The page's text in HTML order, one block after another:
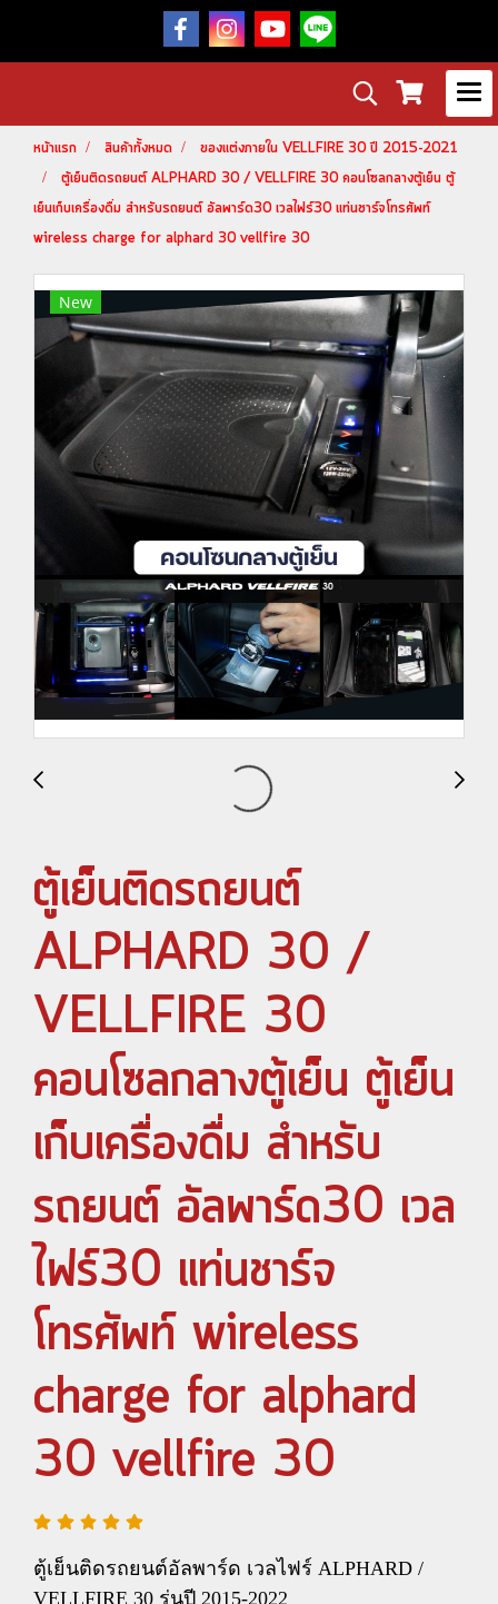
หน้าแรก สินค้าทั้งหมด
ของแต่งภายใน VELLFIRE 30 ปี 2015-2021
ตู้เย็นติดรถยนต์ ALPHARD 30 / VELLFIRE 30 คอนโซลกลางตู้เย็น ตู้
เย็นเก็บเครื่องดื่ม สำหรับรถยนต์ อัลพาร์ด30 เวลไฟร์30 แท่นชาร์จโทรศัพท์
wireless charge for alphard 30 vellfire 30
New
ตู้เย็นติดรถยนต์
ALPHARD 30 /
VELLFIRE 30
คอนโซลกลางตู้เย็น ตู้เย็น
เก็บเครื่องดื่ม สำหรับ
รถยนต์ อัลพาร์ด30 เวล
ไฟร์30 แท่นชาร์จ
โทรศัพท์ wireless
charge for alphard
30 vellfire 30
ตู้เย็นติดรถยนต์อัลพาร์ด เวลไฟร์ ALPHARD /
VELLFIRE 30 รุ่นปี 2015-2022